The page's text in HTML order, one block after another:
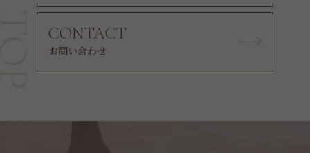
CONTACT
お問い合わせ